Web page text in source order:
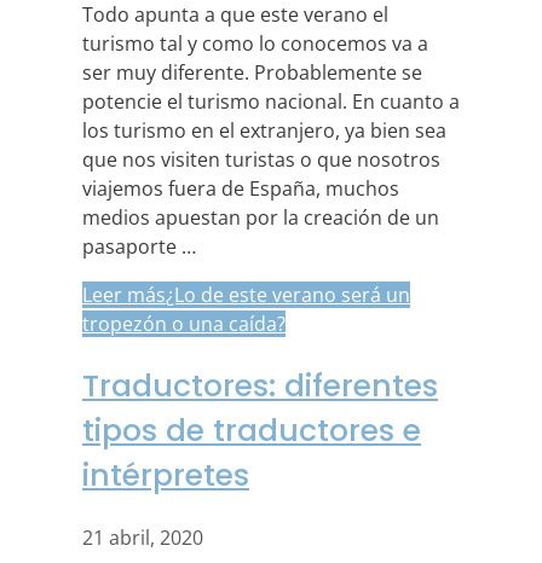
Todo apunta a que este verano el
turismo tal y como lo conocemos va a
ser muy diferente. Probablemente se
potencie el turismo nacional. En cuanto a
los turismo en el extranjero, ya bien sea
que nos visiten turistas o que nosotros
viajemos fuera de España, muchos
medios apuestan por la creación de un
pasaporte …
Leer más¿Lo de este verano será un
tropezón o una caída?
Traductores: diferentes
tipos de traductores e
intérpretes
21 abril, 2020